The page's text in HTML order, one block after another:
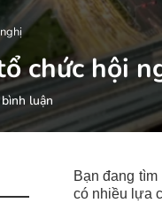
chức hội
luận
Bạn đang tìm
có nhiều lựa